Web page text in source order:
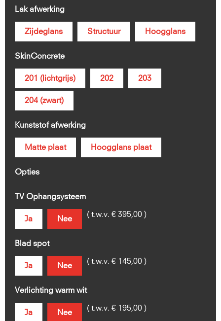
Lak afwerking
Zijdeglans Structuur Hoogglans
SkinConcrete
201 (lichtgrijs) 202 203
204 (zwart)
Kunststof afwerking
Matte plaat Hoogglans plaat
Opties
TV Ophangsysteem
Ja Nee
( t.w.v. € 395,00 )
Blad spot
Ja Nee
( t.w.v. € 145,00 )
Verlichting warm wit
Ja Nee
( t.w.v. € 195,00 )